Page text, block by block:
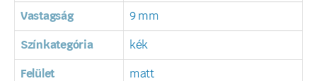
Vastagság 9 mm
Színkategória kék
Felület matt